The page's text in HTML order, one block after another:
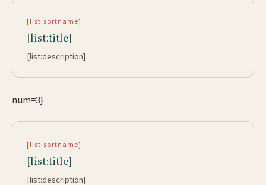
[list:sortname]
[list:title]
[list:description]
num=3}
[list:sortname]
[list:title]
[list:description]